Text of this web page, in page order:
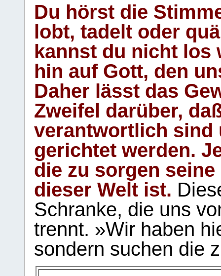
Du hörst die
lobt, tadelt oder
kannst du nicht los
hin auf Gott, den
Daher lässt das
Zweifel darüber,
verantwortlich sind
gerichtet werden.
die zu sorgen
dieser Welt ist.
Schranke, die uns
trennt. »Wir haben
sondern suchen die